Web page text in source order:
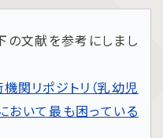
の文献を参考にしまし
関リポジトリ（乳幼児
いて最も困っている